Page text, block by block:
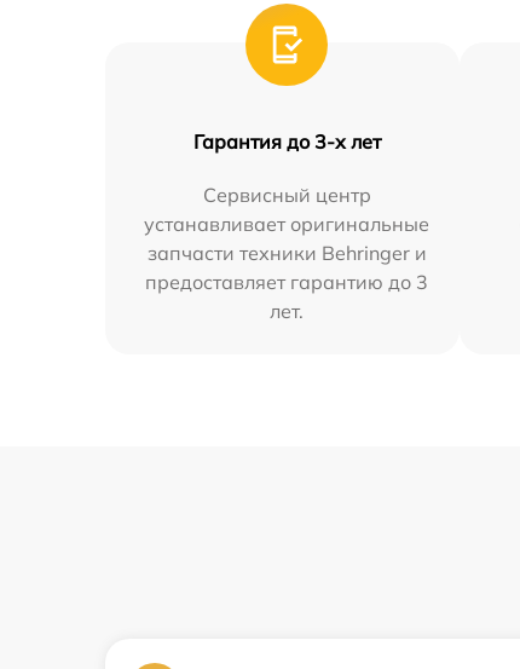
Гарантия до 3-х лет
Сервисный центр
устанавливает оригинальные
запчасти техники Behringer и
предоставляет гарантию до 3
лет.